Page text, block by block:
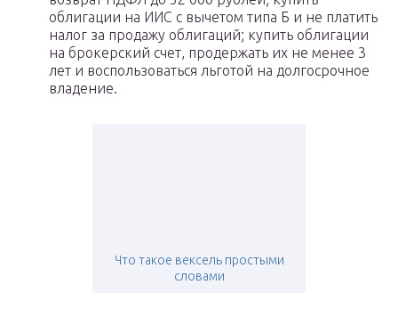
облигации на ИИС с вычетом типа Б и не платить
налог за продажу облигаций; купить облигации
на брокерский счет, продержать их не менее 3
лет и воспользоваться льготой на долгосрочное
владение.
Что такое вексель простыми
словами